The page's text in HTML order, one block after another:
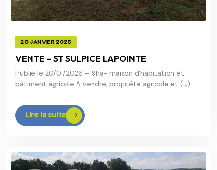
20 JANVIER 2026
VENTE – ST SULPICE LAPOINTE
Publié le 20/01/2026 – 9ha- maison d’habitation et
bâtiment agricole A vendre, propriété agricole et (…)
Lire la suite